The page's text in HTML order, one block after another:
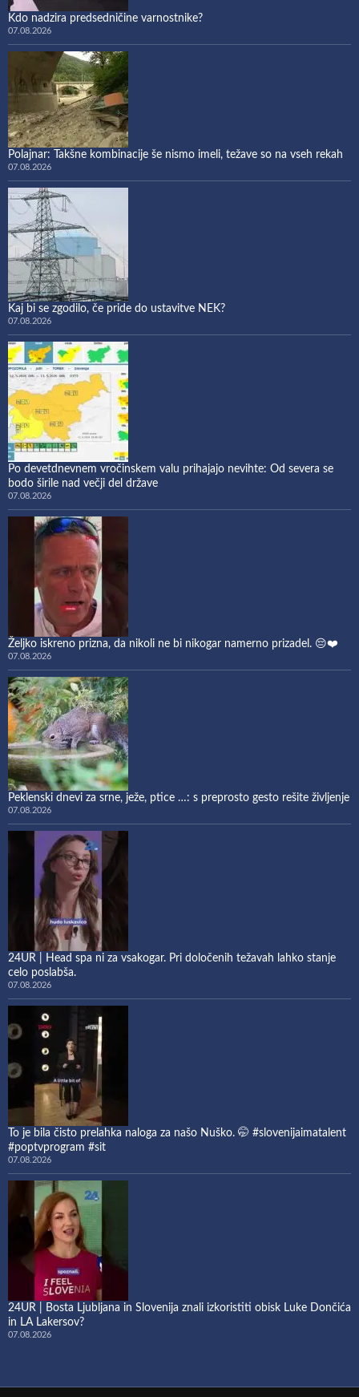
Kdo nadzira predsedničine varnostnike?
07.08.2026
Polajnar: Takšne kombinacije še nismo imeli, težave so na vseh rekah
07.08.2026
Kaj bi se zgodilo, če pride do ustavitve NEK?
07.08.2026
Po devetdnevnem vročinskem valu prihajajo nevihte: Od severa se
bodo širile nad večji del države
07.08.2026
Željko iskreno prizna, da nikoli ne bi nikogar namerno prizadel. 😔❤️
07.08.2026
Peklenski dnevi za srne, ježe, ptice …: s preprosto gesto rešite življenje
07.08.2026
24UR | Head spa ni za vsakogar. Pri določenih težavah lahko stanje
celo poslabša.
07.08.2026
To je bila čisto prelahka naloga za našo Nuško. 🤭 #slovenijaimatalent
#poptvprogram #sit
07.08.2026
24UR | Bosta Ljubljana in Slovenija znali izkoristiti obisk Luke Dončića
in LA Lakersov?
07.08.2026